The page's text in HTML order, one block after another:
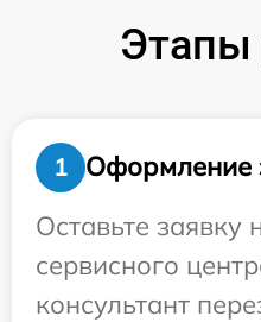
Этапы
1
Оформление
Оставьте заявку
сервисного
консультант